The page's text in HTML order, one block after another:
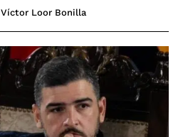
Víctor Loor Bonilla